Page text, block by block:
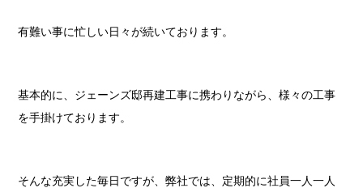
有難い事に忙しい日々が続いております。
基本的に、ジェーンズ邸再建工事に携わりながら、様々の工事
を手掛けております。
そんな充実した毎日ですが、弊社では、定期的に社員一人一人